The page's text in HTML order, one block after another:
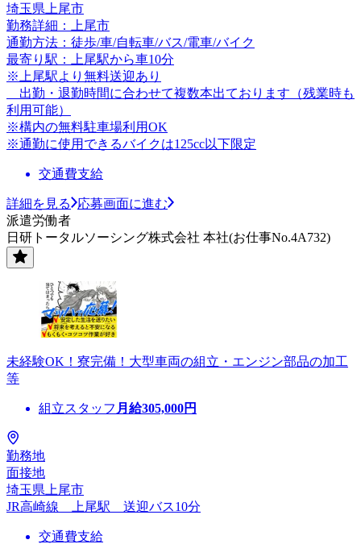
埼玉県上尾市
勤務詳細：上尾市
通勤方法：徒歩/車/自転車/バス/電車/バイク
最寄り駅：上尾駅から車10分
※上尾駅より無料送迎あり
出勤・退勤時間に合わせて複数本出ております（残業時も
利用可能）
※構内の無料駐車場利用OK
※通勤に使用できるバイクは125cc以下限定
交通費支給
詳細を見る
応募画面に進む
派遣労働者
日研トータルソーシング株式会社 本社(お仕事No.4A732)
未経験OK！寮完備！大型車両の組立・エンジン部品の加工
等
組立スタッフ 月給305,000円
勤務地
面接地
埼玉県上尾市
JR高崎線 上尾駅 送迎バス10分
交通費支給